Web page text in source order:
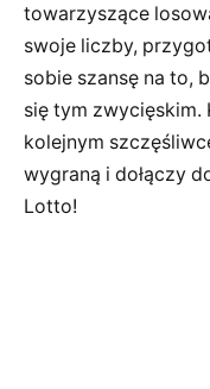
towarzyszące
swoje liczby,
sobie szansę na to,
się tym zwycięskim.
kolejnym
wygraną i dołączy
Lotto!